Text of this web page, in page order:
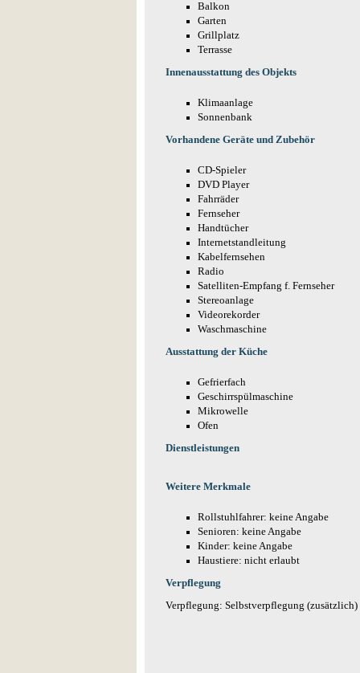
Balkon
Garten
Grillplatz
Terrasse
Innenausstattung des Objekts
Klimaanlage
Sonnenbank
Vorhandene Geräte und Zubehör
CD-Spieler
DVD Player
Fahrräder
Fernseher
Handtücher
Internetstandleitung
Kabelfernsehen
Radio
Satelliten-Empfang f. Fernseher
Stereoanlage
Videorekorder
Waschmaschine
Ausstattung der Küche
Gefrierfach
Geschirrspülmaschine
Mikrowelle
Ofen
Dienstleistungen
Weitere Merkmale
Rollstuhlfahrer: keine Angabe
Senioren: keine Angabe
Kinder: keine Angabe
Haustiere: nicht erlaubt
Verpflegung
Verpflegung: Selbstverpflegung (zusätzlich)